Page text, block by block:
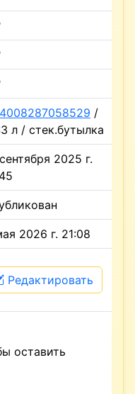
4008287058529 /
л / стек.бутылка
2025 г.
2026 г. 21:08
Редактировать
оставить